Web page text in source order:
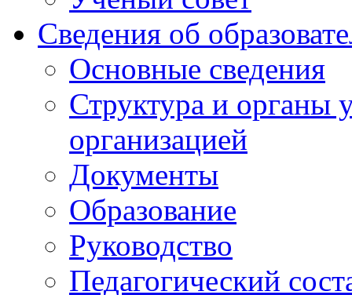
Сведения об
Основные сведения
Структура и органы
организацией
Документы
Образование
Руководство
Педагогический